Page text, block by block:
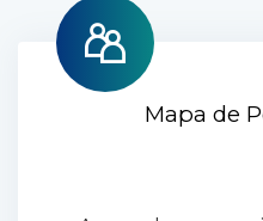
Mapa de